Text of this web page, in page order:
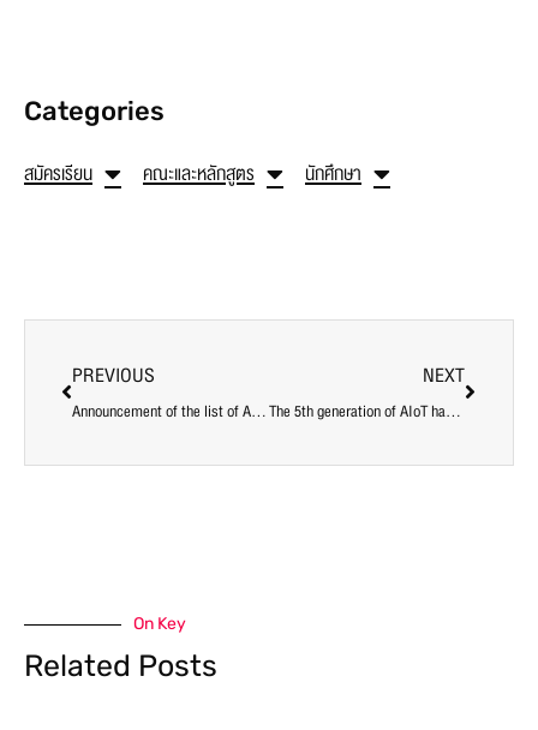
Categories
สมัครเรียน คณะและหลักสูตร นักศึกษา
PREVIOUS
Announcement of the list of AIoT Course Batch 5
NEXT
The 5th generation of AIoT has ended beautifully!
On Key
Related Posts